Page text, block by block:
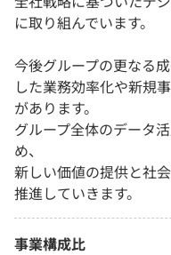
に取り組んでいます。
今後グループの更なる
した業務効率化や新規
があります。
グループ全体のデータ
め、
新しい価値の提供と社
推進していきます。
事業構成比